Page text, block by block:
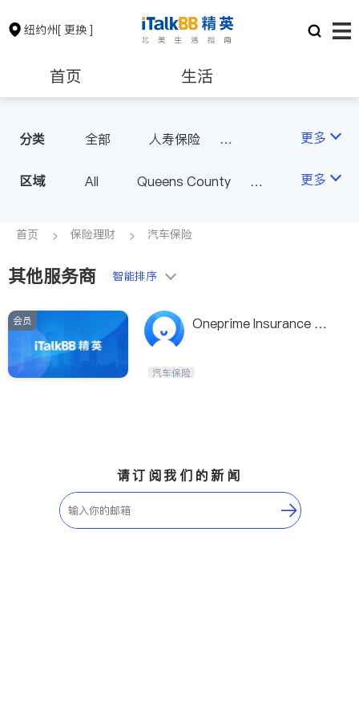
纽约州[ 更换 ]
首页 生活
保险理财 房地产租售
银行贷款 会计师
建筑装修
非盈利组织
分类 全部
人寿保险
商业保险
更多
区域 All
Queens County
Long Island
Bronx County
Buffalo & Syracuse
Westchester County & Orange
County
更多
首页 保险理财 汽车保险
其他服务商 智能排序
会员
Oneprime Insurance Br
汽车保险
请订阅我们的新闻